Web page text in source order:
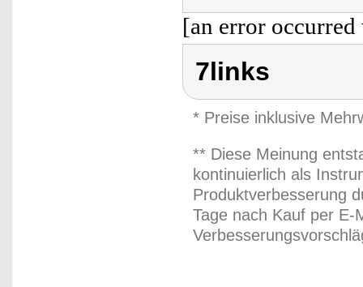
[an error
7links
* Preise inklusive
** Diese Meinung
kontinuierlich als
Produktverbesserung
Tage nach Kauf per E-